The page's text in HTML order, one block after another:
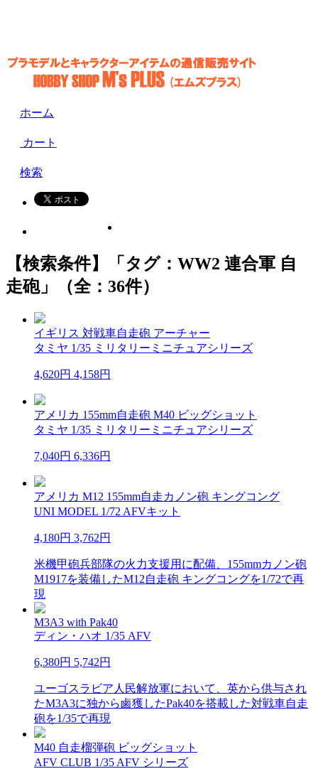
ホーム
カート
検索
【検索条件】「タグ：WW2 連合軍 自
走砲」（全：36件）
イギリス 対戦車自走砲 アーチャー
タミヤ 1/35 ミリタリーミニチュアシリーズ
4,620円 4,158円
アメリカ 155mm自走砲 M40 ビッグショット
タミヤ 1/35 ミリタリーミニチュアシリーズ
7,040円 6,336円
アメリカ M12 155mm自走カノン砲 キングコング
UNI MODEL 1/72 AFVキット
4,180円 3,762円
米機甲砲兵部隊の火力支援用に配備、155mmカノン砲
M1917を装備したM12自走砲 キングコングを1/72で再
現
M3A3 with Pak40
ディン・ハオ 1/35 AFV
6,380円 5,742円
ユーゴスラビア人民解放軍において、英から供与され
たM3A3に独から鹵獲したPak40を搭載した対戦車自走
砲を1/35で再現
M40 自走榴弾砲 ビッグショット
AFV CLUB 1/35 AFV シリーズ